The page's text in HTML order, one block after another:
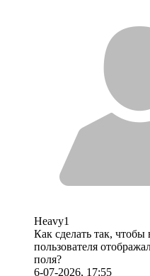
Heavy1
Как сделать так, чтобы
пользователя
поля?
6-07-2026, 17:55